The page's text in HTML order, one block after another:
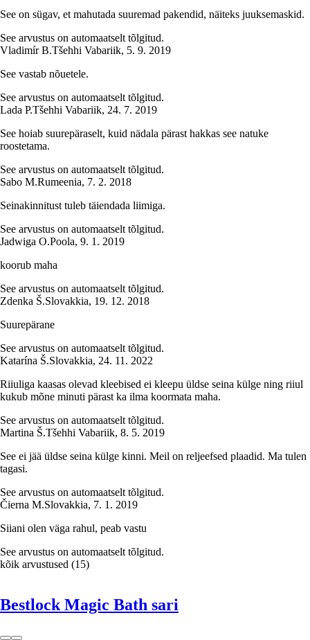
See on sügav, et mahutada suuremad pakendid, näiteks juuksemaskid.
See arvustus on automaatselt tõlgitud.
Vladimír B.Tšehhi Vabariik, 5. 9. 2019
See vastab nõuetele.
See arvustus on automaatselt tõlgitud.
Lada P.Tšehhi Vabariik, 24. 7. 2019
See hoiab suurepäraselt, kuid nädala pärast hakkas see natuke
roostetama.
See arvustus on automaatselt tõlgitud.
Sabo M.Rumeenia, 7. 2. 2018
Seinakinnitust tuleb täiendada liimiga.
See arvustus on automaatselt tõlgitud.
Jadwiga O.Poola, 9. 1. 2019
koorub maha
See arvustus on automaatselt tõlgitud.
Zdenka Š.Slovakkia, 19. 12. 2018
Suurepärane
See arvustus on automaatselt tõlgitud.
Katarína Š.Slovakkia, 24. 11. 2022
Riiuliga kaasas olevad kleebised ei kleepu üldse seina külge ning riiul
kukub mõne minuti pärast ka ilma koormata maha.
See arvustus on automaatselt tõlgitud.
Martina Š.Tšehhi Vabariik, 8. 5. 2019
See ei jää üldse seina külge kinni. Meil on reljeefsed plaadid. Ma tulen
tagasi.
See arvustus on automaatselt tõlgitud.
Čierna M.Slovakkia, 7. 1. 2019
Siiani olen väga rahul, peab vastu
See arvustus on automaatselt tõlgitud.
kõik arvustused (15)
Bestlock Magic Bath sari